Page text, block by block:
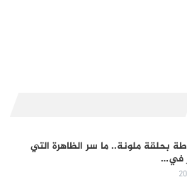
بحلقة ملونة.. ما سر الظاهرة التي
في…